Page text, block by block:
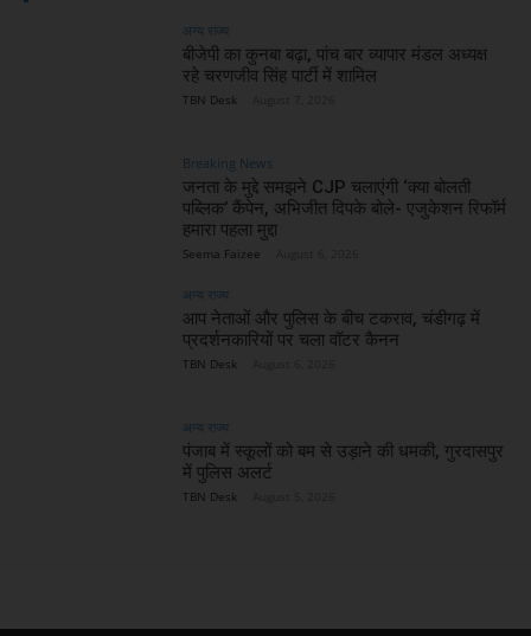
अन्य राज्य
बीजेपी का कुनबा बढ़ा, पांच बार व्यापार मंडल अध्यक्ष
रहे चरणजीव सिंह पार्टी में शामिल
TBN Desk
Breaking News
जनता के मुद्दे समझने CJP चलाएंगी ‘क्या बोलती
पब्लिक’ कैंपेन, अभिजीत दिपके बोले- एजुकेशन रिफॉर्म
हमारा पहला मुद्दा
Seema Faizee
अन्य राज्य
आप नेताओं और पुलिस के बीच टकराव, चंडीगढ़ में
प्रदर्शनकारियों पर चला वॉटर कैनन
TBN Desk
अन्य राज्य
पंजाब में स्कूलों को बम से उड़ाने की धमकी, गुरदासपुर
में पुलिस अलर्ट
TBN Desk